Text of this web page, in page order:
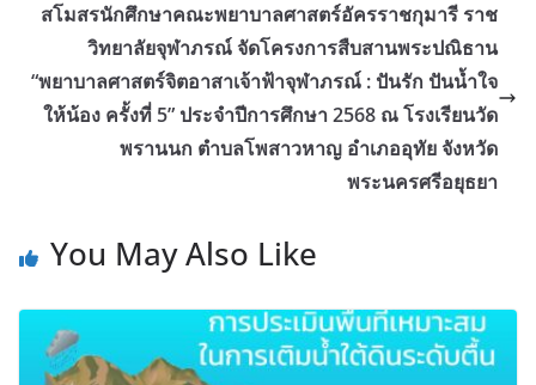
สโมสรนักศึกษาคณะพยาบาลศาสตร์อัครราชกุมารี ราช
วิทยาลัยจุฬาภรณ์ จัดโครงการสืบสานพระปณิธาน
“พยาบาลศาสตร์จิตอาสาเจ้าฟ้าจุฬาภรณ์ : ปันรัก ปันน้ำใจ
ให้น้อง ครั้งที่ 5” ประจำปีการศึกษา 2568 ณ โรงเรียนวัด
พรานนก ตำบลโพสาวหาญ อำเภออุทัย จังหวัด
พระนครศรีอยุธยา
You May Also Like